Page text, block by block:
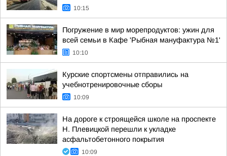
10:15
Погружение в мир морепродуктов: ужин для
всей семьи в Кафе 'Рыбная мануфактура №1'
10:10
Курские спортсмены отправились на
учебнотренировочные сборы
10:09
На дороге к строящейся школе на проспекте
Н. Плевицкой перешли к укладке
асфальтобетонного покрытия
10:09